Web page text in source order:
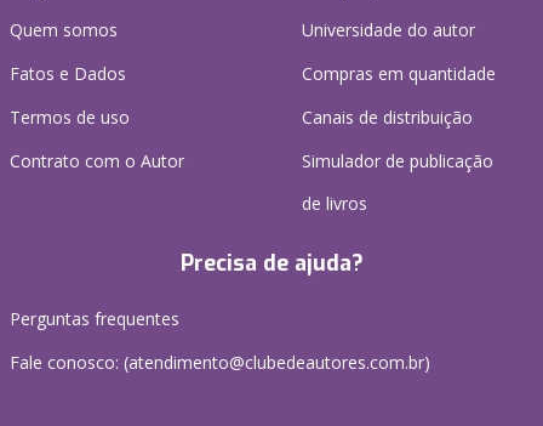
Quem somos
Fatos e Dados
Termos de uso
Contrato com o Autor
Universidade do autor
Compras em quantidade
Canais de distribuição
Simulador de publicação
de livros
Precisa de ajuda?
Perguntas frequentes
Fale conosco: (atendimento@clubedeautores.com.br)